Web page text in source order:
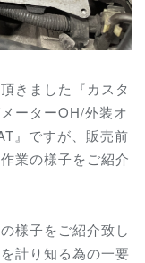
きました『カスタ
ーターOH/外装オ
』ですが、販売前
業の様子をご紹介
様子をご紹介致し
計り知る為の一要